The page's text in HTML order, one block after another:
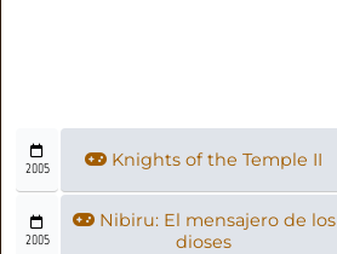
2005 Knights of the Temple II
2005
Nibiru: El mensajero de los
dioses